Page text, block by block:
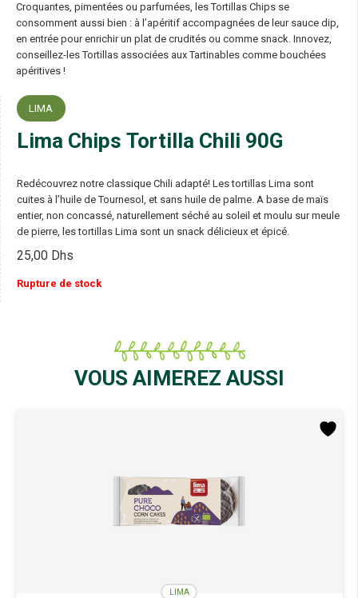
Croquantes, pimentées ou parfumées, les Tortillas Chips se
consomment aussi bien : à l’apéritif accompagnées de leur sauce dip,
en entrée pour enrichir un plat de crudités ou comme snack. Innovez,
conseillez-les Tortillas associées aux Tartinables comme bouchées
apéritives !
LIMA
Lima Chips Tortilla Chili 90G
Redécouvrez notre classique Chili adapté! Les tortillas Lima sont
cuites à l’huile de Tournesol, et sans huile de palme. A base de maïs
entier, non concassé, naturellement séché au soleil et moulu sur meule
de pierre, les tortillas Lima sont un snack délicieux et épicé.
25,00 Dhs
Rupture de stock
VOUS AIMEREZ AUSSI
LIMA